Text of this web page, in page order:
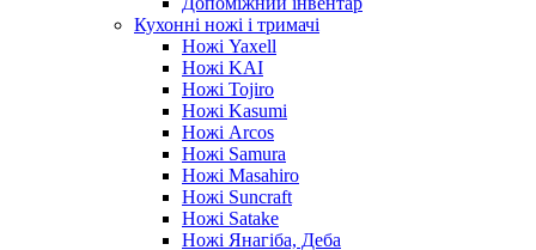
Кухонні ножі і тримачі
Ножі Yaxell
Ножі KAI
Ножі Tojiro
Ножі Kasumi
Ножі Arcos
Ножі Samura
Ножі Masahiro
Ножі Suncraft
Ножі Satake
Ножі Янагіба, Деба